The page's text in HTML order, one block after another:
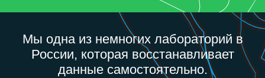
Мы одна из немногих лабораторий в
России, которая восстанавливает
данные самостоятельно.